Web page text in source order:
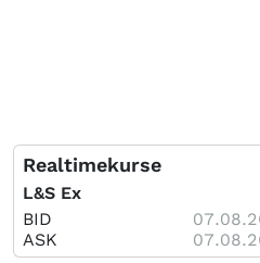
Realtimekurse
L&S Ex
BID
ASK